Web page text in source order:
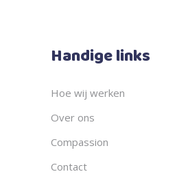
Handige links
Hoe wij werken
Over ons
Compassion
Contact